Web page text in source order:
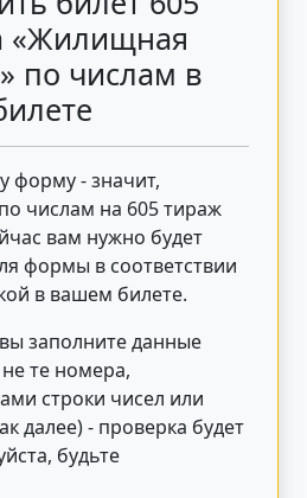
«Жилищная
по числам в
форму - значит,
числам на 605 тираж
вам нужно будет
формы в соответствии
в вашем билете.
заполните данные
те номера,
строки чисел или
далее) - проверка будет
будьте